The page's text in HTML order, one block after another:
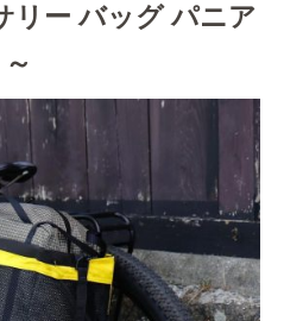
リー バッグ パニア
～